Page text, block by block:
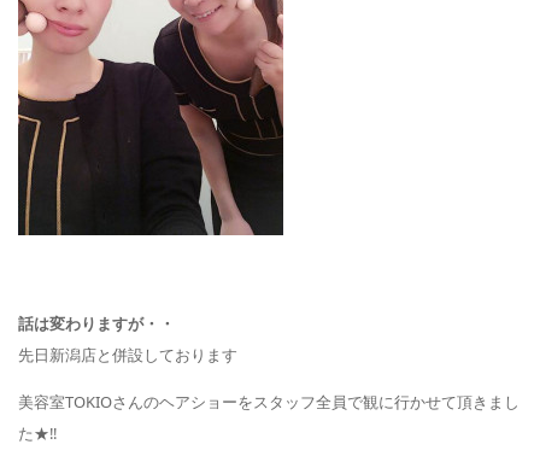
話は変わりますが・・
先日新潟店と併設しております
美容室TOKIOさんのヘアショーをスタッフ全員で観に行かせて頂きまし
た★‼